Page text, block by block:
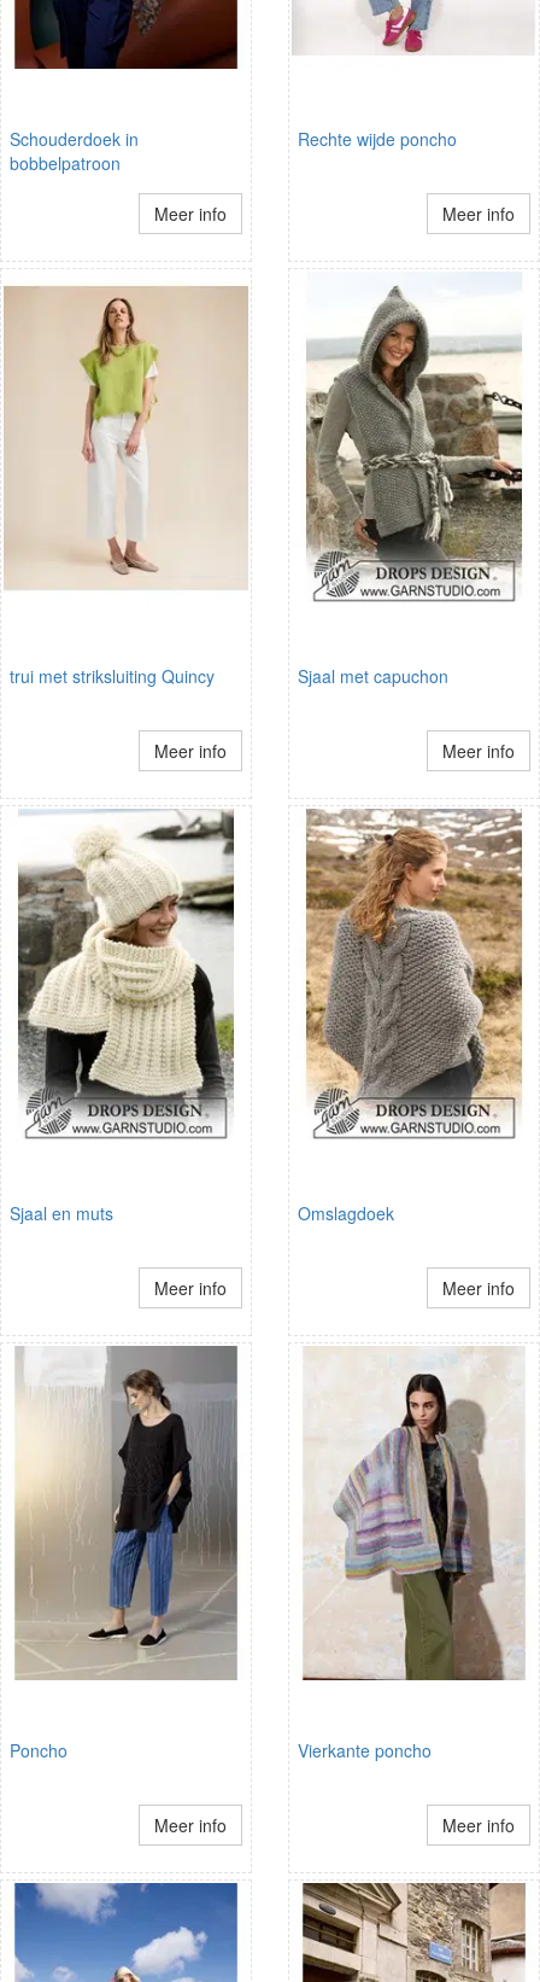
Schouderdoek in
bobbelpatroon
Meer info
Rechte wijde poncho
Meer info
trui met striksluiting Quincy
Meer info
Sjaal met capuchon
Meer info
Sjaal en muts
Meer info
Omslagdoek
Meer info
Poncho
Meer info
Vierkante poncho
Meer info